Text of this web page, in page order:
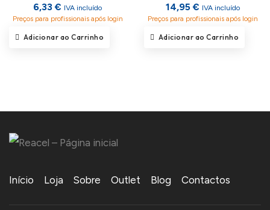
6,33 € IVA incluído
Preços para profissionais após login
Adicionar ao Carrinho
14,95 € IVA incluído
Preços para profissionais após login
Adicionar ao Carrinho
Início Loja Sobre Outlet Blog Contactos